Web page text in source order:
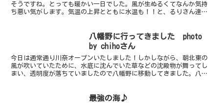
そうですね。とっても暖かい一日でした。風が生ぬるくてなんか気持
ち悪い気がします。気温の上昇とともに水温も！！と、るりさん達と
八幡野に行ってきました photo
by chihoさん
今日は通常通り川奈オープンいたしました！しかしながら、朝北東の
風が吹いていたために、水底に沈んでいた草などの沈殿物が舞ってし
まい、透明度が落ちていましたので八幡野に移動してきました。八幡
最強の海♪